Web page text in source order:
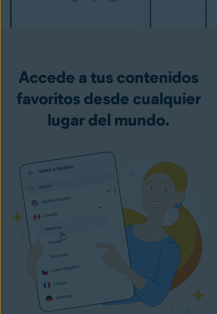
Accede a tus contenidos
favoritos desde cualquier
lugar del mundo.